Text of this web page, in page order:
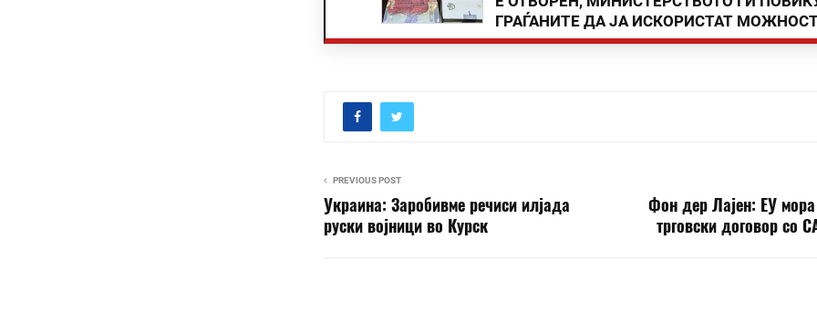
ГРАЃАНИТЕ ДА ЈА ИСКОРИСТАТ
PREVIOUS POST
Украина: Заробивме речиси илјада
руски војници во Курск
Фон дер Лајен: ЕУ мора
трговски договор со